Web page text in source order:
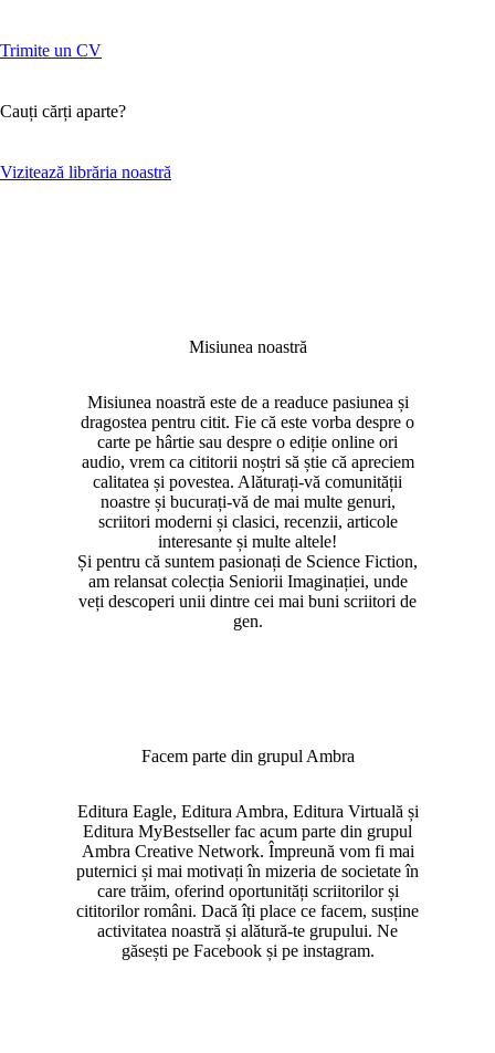
Trimite un CV
Cauți cărți aparte?
Vizitează librăria noastră
Misiunea noastră
Misiunea noastră este de a readuce pasiunea și
dragostea pentru citit. Fie că este vorba despre o
carte pe hârtie sau despre o ediție online ori
audio, vrem ca cititorii noștri să știe că apreciem
calitatea și povestea. Alăturați-vă comunității
noastre și bucurați-vă de mai multe genuri,
scriitori moderni și clasici, recenzii, articole
interesante și multe altele!
Și pentru că suntem pasionați de Science Fiction,
am relansat colecția Seniorii Imaginației, unde
veți descoperi unii dintre cei mai buni scriitori de
gen.
Facem parte din grupul Ambra
Editura Eagle, Editura Ambra, Editura Virtuală și
Editura MyBestseller fac acum parte din grupul
Ambra Creative Network. Împreună vom fi mai
puternici și mai motivați în mizeria de societate în
care trăim, oferind oportunități scriitorilor și
cititorilor români. Dacă îți place ce facem, susține
activitatea noastră și alătură-te grupului. Ne
găsești pe Facebook și pe instagram.